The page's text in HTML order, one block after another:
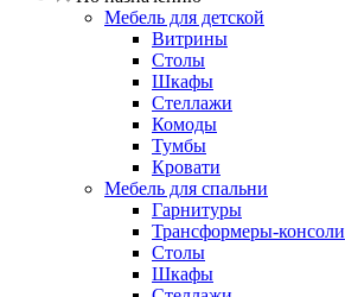
Мебель для детской
Витрины
Столы
Шкафы
Стеллажи
Комоды
Тумбы
Кровати
Мебель для спальни
Гарнитуры
Трансформеры-консоли
Столы
Шкафы